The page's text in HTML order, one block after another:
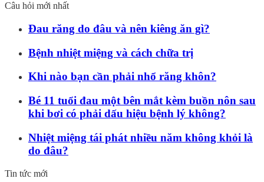
Câu hỏi mới nhất
Đau răng do đâu và nên kiêng ăn gì?
Bệnh nhiệt miệng và cách chữa trị
Khi nào bạn cần phải nhổ răng khôn?
Bé 11 tuổi đau một bên mắt kèm buồn nôn sau
khi bơi có phải dấu hiệu bệnh lý không?
Nhiệt miệng tái phát nhiều năm không khỏi là
do đâu?
Tin tức mới